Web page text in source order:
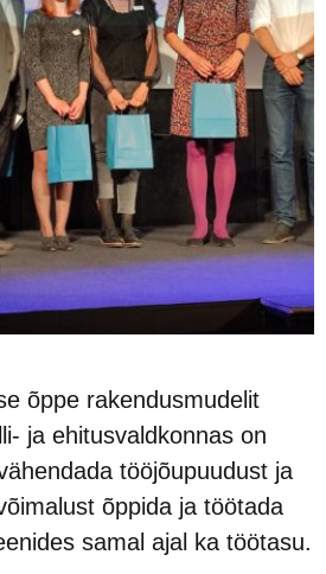
õppe rakendusmudelit
ja ehitusvaldkonnas on
tööjõupuudust ja
õppida ja töötada
samal ajal ka töötasu.